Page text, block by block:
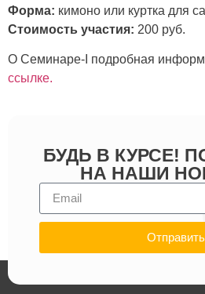
Форма: кимоно или куртка для
Стоимость участия: 200 руб.
О Семинаре-I подробная
ссылке.
БУДЬ В КУРСЕ!
НА НАШИ
Отправить